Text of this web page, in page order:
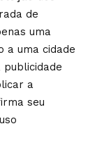
de
uma
a uma cidade
publicidade
a
seu